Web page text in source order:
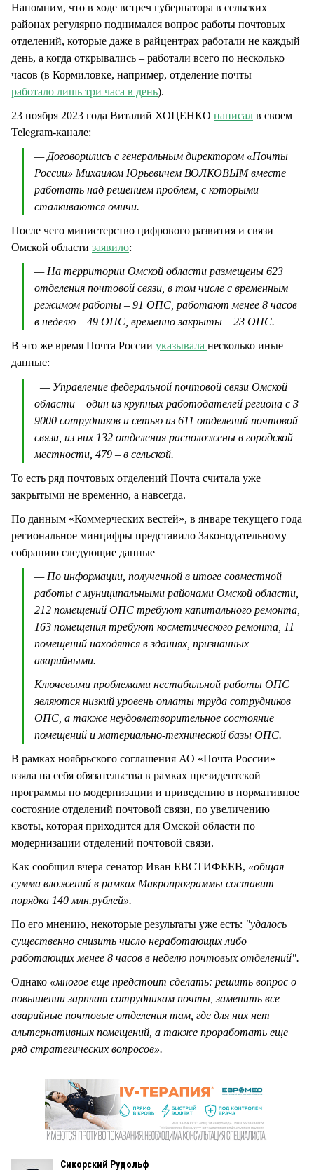
Напомним, что в ходе встреч губернатора в сельских
районах регулярно поднимался вопрос работы почтовых
отделений, которые даже в райцентрах работали не каждый
день, а когда открывались – работали всего по несколько
часов (в Кормиловке, например, отделение почты
работало лишь три часа в день).
23 ноября 2023 года Виталий ХОЦЕНКО написал в своем
Telegram-канале:
— Договорились с генеральным директором «Почты
России» Михаилом Юрьевичем ВОЛКОВЫМ вместе
работать над решением проблем, с которыми
сталкиваются омичи.
После чего министерство цифрового развития и связи
Омской области заявило:
— На территории Омской области размещены 623
отделения почтовой связи, в том числе с временным
режимом работы – 91 ОПС, работают менее 8 часов
в неделю – 49 ОПС, временно закрыты – 23 ОПС.
В это же время Почта России указывала несколько иные
данные:
— Управление федеральной почтовой связи Омской
области – один из крупных работодателей региона с 3
9000 сотрудников и сетью из 611 отделений почтовой
связи, из них 132 отделения расположены в городской
местности, 479 – в сельской.
То есть ряд почтовых отделений Почта считала уже
закрытыми не временно, а навсегда.
По данным «Коммерческих вестей», в январе текущего года
региональное минцифры представило Законодательному
собранию следующие данные
— По информации, полученной в итоге совместной
работы с муниципальными районами Омской области,
212 помещений ОПС требуют капитального ремонта,
163 помещения требуют косметического ремонта, 11
помещений находятся в зданиях, признанных
аварийными.
Ключевыми проблемами нестабильной работы ОПС
являются низкий уровень оплаты труда сотрудников
ОПС, а также неудовлетворительное состояние
помещений и материально-технической базы ОПС.
В рамках ноябрьского соглашения АО «Почта России»
взяла на себя обязательства в рамках президентской
программы по модернизации и приведению в нормативное
состояние отделений почтовой связи, по увеличению
квоты, которая приходится для Омской области по
модернизации отделений почтовой связи.
Как сообщил вчера сенатор Иван ЕВСТИФЕЕВ, «общая
сумма вложений в рамках Макропрограммы составит
порядка 140 млн.рублей».
По его мнению, некоторые результаты уже есть: "удалось
существенно снизить число неработающих либо
работающих менее 8 часов в неделю почтовых отделений".
Однако «многое еще предстоит сделать: решить вопрос о
повышении зарплат сотрудникам почты, заменить все
аварийные почтовые отделения там, где для них нет
альтернативных помещений, а также проработать еще
ряд стратегических вопросов».
Сикорский Рудольф